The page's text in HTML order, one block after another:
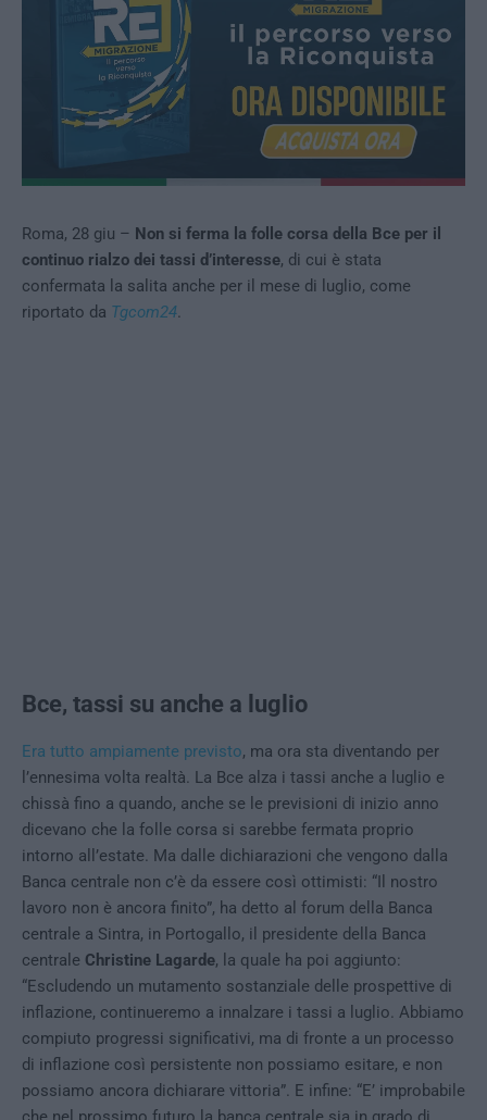
Roma, 28 giu – Non si ferma la folle corsa della Bce per il
continuo rialzo dei tassi d’interesse, di cui è stata
confermata la salita anche per il mese di luglio, come
riportato da Tgcom24.
Bce, tassi su anche a luglio
Era tutto ampiamente previsto, ma ora sta diventando per
l’ennesima volta realtà. La Bce alza i tassi anche a luglio e
chissà fino a quando, anche se le previsioni di inizio anno
dicevano che la folle corsa si sarebbe fermata proprio
intorno all’estate. Ma dalle dichiarazioni che vengono dalla
Banca centrale non c’è da essere così ottimisti: “Il nostro
lavoro non è ancora finito”, ha detto al forum della Banca
centrale a Sintra, in Portogallo, il presidente della Banca
centrale Christine Lagarde, la quale ha poi aggiunto:
“Escludendo un mutamento sostanziale delle prospettive di
inflazione, continueremo a innalzare i tassi a luglio. Abbiamo
compiuto progressi significativi, ma di fronte a un processo
di inflazione così persistente non possiamo esitare, e non
possiamo ancora dichiarare vittoria”. E infine: “E’ improbabile